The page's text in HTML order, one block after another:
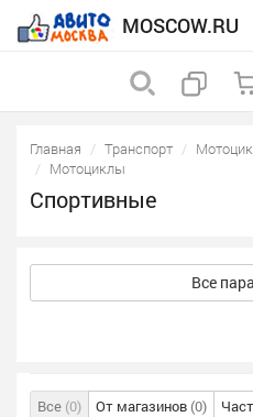
MOSCOW.RU
Главная Транспорт
Мотоциклы
Спортивные
Все
Все (0) От магазинов (0)